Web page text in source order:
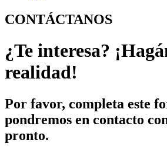
CONTÁCTANOS
¿Te interesa?
realidad!
Por favor, completa este
pondremos en contacto
pronto.